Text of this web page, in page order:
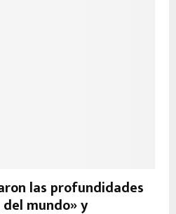
las profundidades
mundo» y